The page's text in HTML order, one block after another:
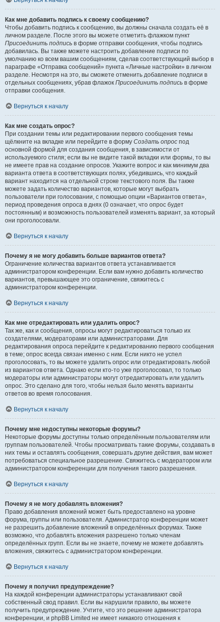
Как мне добавить подпись к своему сообщению?
Чтобы добавить подпись к сообщению, вы должны сначала создать её в
личном разделе. После этого вы можете отметить флажком пункт
Присоединить подпись в форме отправки сообщения, чтобы подпись
добавилась. Вы также можете настроить добавление подписи по
умолчанию ко всем вашим сообщениям, сделав соответствующий выбор в
параграфе «Отправка сообщений» пункта «Личные настройки» в личном
разделе. Несмотря на это, вы сможете отменить добавление подписи в
отдельных сообщениях, убрав флажок Присоединить подпись в форме
отправки сообщения.
Вернуться к началу
Как мне создать опрос?
При создании темы или редактировании первого сообщения темы
щёлкните на вкладке или перейдите в форму Создать опрос под
основной формой для создания сообщения, в зависимости от
используемого стиля; если вы не видите такой вкладки или формы, то вы
не имеете прав на создание опросов. Укажите вопрос и как минимум два
варианта ответа в соответствующих полях, убедившись, что каждый
вариант находится на отдельной строке текстового поля. Вы также
можете задать количество вариантов, которые могут выбрать
пользователи при голосовании, с помощью опции «Вариантов ответа»,
период проведения опроса в днях (0 означает, что опрос будет
постоянным) и возможность пользователей изменять вариант, за который
они проголосовали.
Вернуться к началу
Почему я не могу добавить больше вариантов ответа?
Ограничение количества вариантов ответа устанавливается
администратором конференции. Если вам нужно добавить количество
вариантов, превышающее это ограничение, свяжитесь с
администратором конференции.
Вернуться к началу
Как мне отредактировать или удалить опрос?
Так же, как и сообщения, опросы могут редактироваться только их
создателями, модераторами или администраторами. Для
редактирования опроса перейдите к редактированию первого сообщения
в теме; опрос всегда связан именно с ним. Если никто не успел
проголосовать, то вы можете удалить опрос или отредактировать любой
из вариантов ответа. Однако если кто-то уже проголосовал, то только
модераторы или администраторы могут отредактировать или удалить
опрос. Это сделано для того, чтобы нельзя было менять варианты
ответов во время голосования.
Вернуться к началу
Почему мне недоступны некоторые форумы?
Некоторые форумы доступны только определённым пользователям или
группам пользователей. Чтобы просматривать такие форумы, создавать в
них темы и оставлять сообщения, совершать другие действия, вам может
потребоваться специальное разрешение. Свяжитесь с модератором или
администратором конференции для получения такого разрешения.
Вернуться к началу
Почему я не могу добавлять вложения?
Право добавления вложений может быть предоставлено на уровне
форума, группы или пользователя. Администратор конференции может
не разрешить добавление вложений в определённых форумах. Также
возможно, что добавлять вложения разрешено только членам
определённых групп. Если вы не знаете, почему не можете добавлять
вложения, свяжитесь с администратором конференции.
Вернуться к началу
Почему я получил предупреждение?
На каждой конференции администраторы устанавливают свой
собственный свод правил. Если вы нарушили правило, вы можете
получить предупреждение. Учтите, что это решение администратора
конференции, и phpBB Limited не имеет никакого отношения к